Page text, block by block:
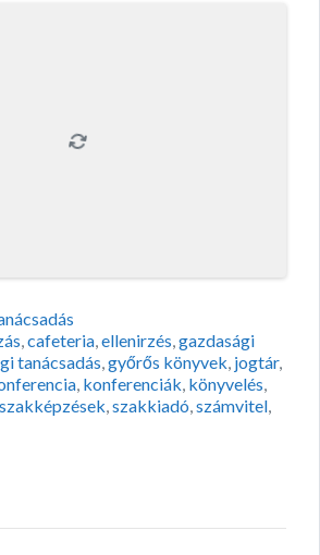
cafeteria ellenirzés gazdasági
tanácsadás győrős könyvek jogtár,
konferenciák könyvelés
szakképzések szakkiadó számvitel